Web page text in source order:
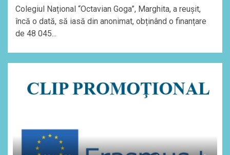
Colegiul Național “Octavian Goga”, Marghita, a reușit,
încă o dată, să iasă din anonimat, obținând o finanțare
de 48 045...